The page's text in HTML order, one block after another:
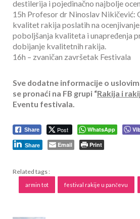
destilerija i pojedinačno najbolje
15h Profesor dr Ninoslav Nikičević:
kvalitet rakija poslatih na
poboljšanja kvaliteta i unapređenja
dobijanje kvalitetnih rakija.
16h – zvaničan završetak Festivala
Sve dodatne informacije o
se pronaći na FB grupi “Rakija i
Eventu festivala.
Share Post WhatsApp
Share Email Print
Related tags :
armin tot festival rakije u pančevu